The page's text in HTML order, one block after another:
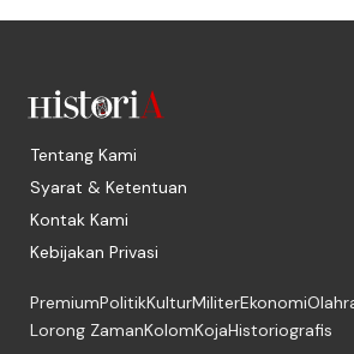
Tentang Kami
Syarat & Ketentuan
Kontak Kami
Kebijakan Privasi
PremiumPolitikKulturMiliterEkonomi
Lorong ZamanKolomKojaHistoriografis